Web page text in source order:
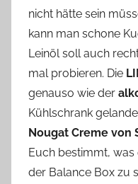
nicht hätte sein
kann man schone
Leinöl soll auch
mal probieren. Die
genauso wie der
Kühlschrank
Nougat Creme von
Euch bestimmt,
der Balance Box zu